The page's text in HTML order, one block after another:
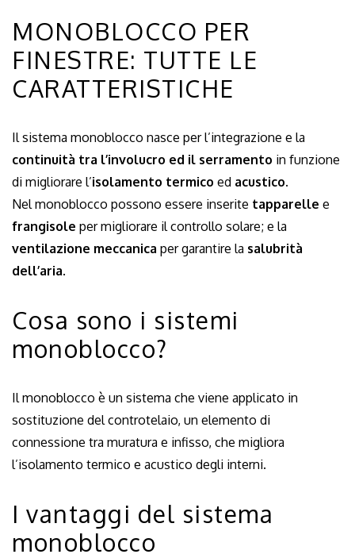
MONOBLOCCO PER
FINESTRE: TUTTE LE
CARATTERISTICHE
Il sistema monoblocco nasce per l’integrazione e la
continuità tra l’involucro ed il serramento in funzione
di migliorare l’isolamento termico ed acustico.
Nel monoblocco possono essere inserite tapparelle e
frangisole per migliorare il controllo solare; e la
ventilazione meccanica per garantire la salubrità
dell’aria.
Cosa sono i sistemi
monoblocco?
Il monoblocco è un sistema che viene applicato in
sostituzione del controtelaio, un elemento di
connessione tra muratura e infisso, che migliora
l’isolamento termico e acustico degli interni.
I vantaggi del sistema
monoblocco